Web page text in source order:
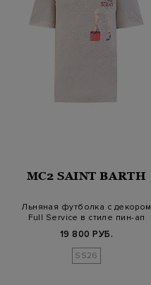
MC2 SAINT BARTH
Льняная футболка с декором
Full Service в стиле пин-ап
19 800 РУБ.
SS26